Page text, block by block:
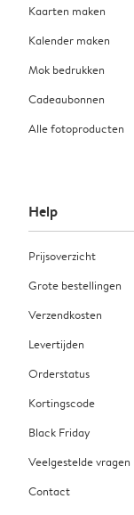
Kaarten maken
Kalender maken
Mok bedrukken
Cadeaubonnen
Alle fotoproducten
Help
Prijsoverzicht
Grote bestellingen
Verzendkosten
Levertijden
Orderstatus
Kortingscode
Black Friday
Veelgestelde vragen
Contact